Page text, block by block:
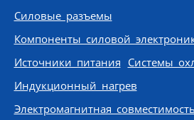
Skip to content
Силовые разъемы
Компоненты силовой
Источники питания Системы
Индукционный нагрев
Электромагнитная совместимость